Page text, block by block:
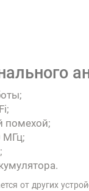
помехой;
МГц;
от других